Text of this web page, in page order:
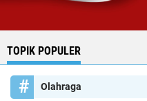
TOPIK POPULER
Olahraga